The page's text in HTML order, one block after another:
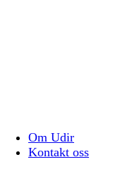
Om Udir
Kontakt oss